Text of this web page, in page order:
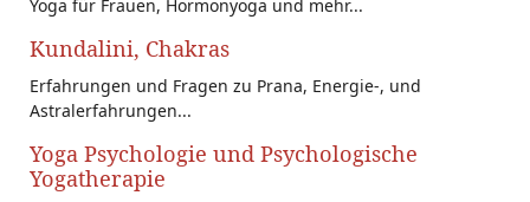
Yoga für Frauen, Hormonyoga und mehr...
Kundalini, Chakras
Erfahrungen und Fragen zu Prana, Energie-, und
Astralerfahrungen...
Yoga Psychologie und Psychologische
Yogatherapie